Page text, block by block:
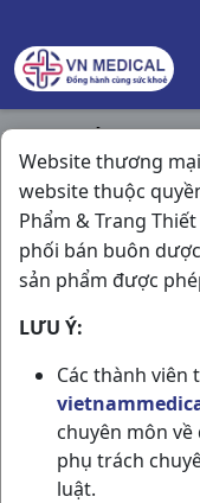
Website thương
website thuộc
Phẩm & Trang
phối bán buôn
sản phẩm được
LƯU Ý:
Các thành viên
chuyên môn
phụ trách
luật.
Trang chủ / Tiêu
Duphalac